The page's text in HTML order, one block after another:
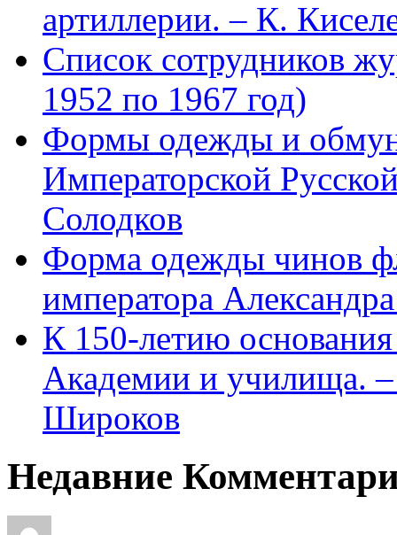
артиллерии. – К.
Список сотрудников
1952 по 1967 год)
Формы одежды и
Императорской
Солодков
Форма одежды чинов
императора
К 150-летию
Академии и училища.
Широков
Недавние